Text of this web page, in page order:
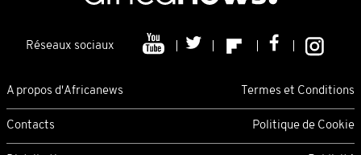
Réseaux sociaux
A propos d'Africanews Termes et Conditions
Contacts Politique de Cookie